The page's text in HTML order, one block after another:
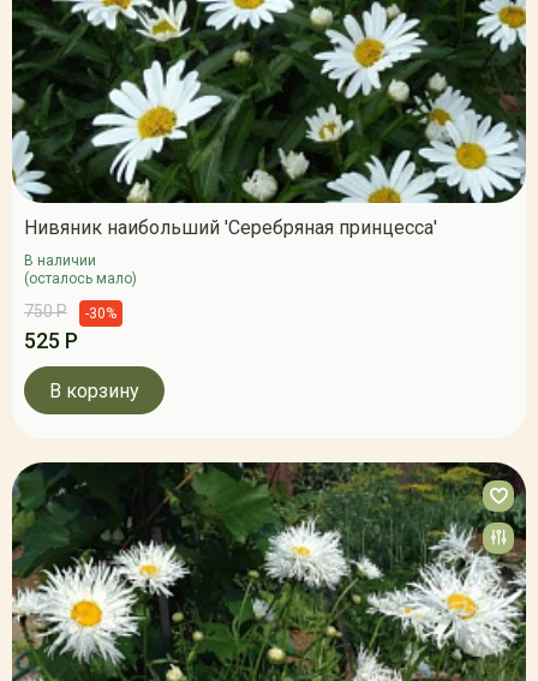
Нивяник наибольший 'Серебряная принцесса'
В наличии
(осталось мало)
750 Р -30%
525 Р
В корзину